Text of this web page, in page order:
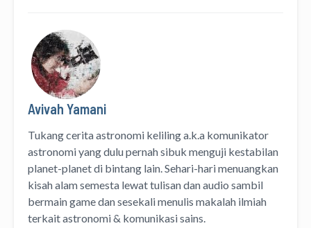
Avivah Yamani
Tukang cerita astronomi kelilinga.k.a komunikator
astronomiyang dulu pernah sibuk menguji kestabilan
planet-planet di bintang lain. Sehari-hari menuangkan
kisah alam semesta lewattulisandanaudio sambil
bermain game dan sesekali menulis makalah ilmiah
terkait astronomi & komunikasi sains.